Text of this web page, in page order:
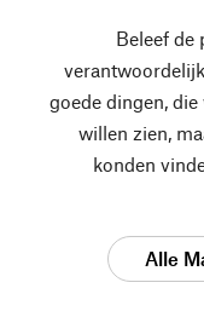
Beleef de
goede dingen,
willen zien,
konden
Alle